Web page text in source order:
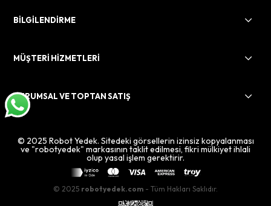
BİLGİLENDİRME
MÜŞTERİ HİZMETLERİ
KURUMSAL VE TOPTAN SATIŞ
© 2025 Robot Yedek. Sitedeki görsellerin izinsiz kopyalanması
ve "robotyedek" markasının taklit edilmesi, fikri mülkiyet ihlali
olup yasal işlem gerektirir.
© 2025 robotyedek.com - Tüm Hakları Saklıdır.